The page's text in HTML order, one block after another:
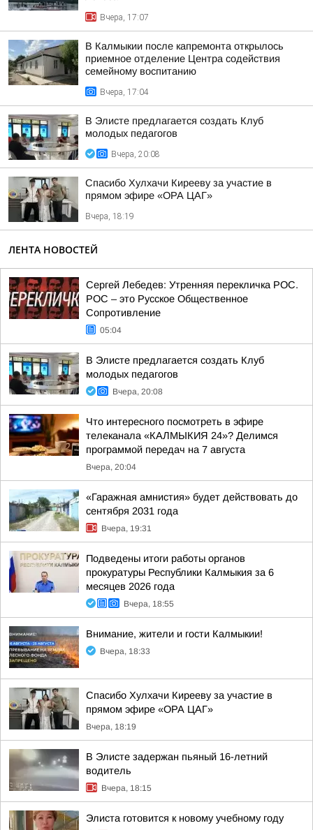
Вчера, 17:07
В Калмыкии после капремонта открылось
приемное отделение Центра содействия
семейному воспитанию
Вчера, 17:04
В Элисте предлагается создать Клуб
молодых педагогов
Вчера, 20:08
Спасибо Хулхачи Кирееву за участие в
прямом эфире «ОРА ЦАГ»
Вчера, 18:19
ЛЕНТА НОВОСТЕЙ
Сергей Лебедев: Утренняя перекличка РОС.
РОС – это Русское Общественное
Сопротивление
05:04
В Элисте предлагается создать Клуб
молодых педагогов
Вчера, 20:08
Что интересного посмотреть в эфире
телеканала «КАЛМЫКИЯ 24»? Делимся
программой передач на 7 августа
Вчера, 20:04
«Гаражная амнистия» будет действовать до
сентября 2031 года
Вчера, 19:31
Подведены итоги работы органов
прокуратуры Республики Калмыкия за 6
месяцев 2026 года
Вчера, 18:55
Внимание, жители и гости Калмыкии!
Вчера, 18:33
Спасибо Хулхачи Кирееву за участие в
прямом эфире «ОРА ЦАГ»
Вчера, 18:19
В Элисте задержан пьяный 16-летний
водитель
Вчера, 18:15
Элиста готовится к новому учебному году